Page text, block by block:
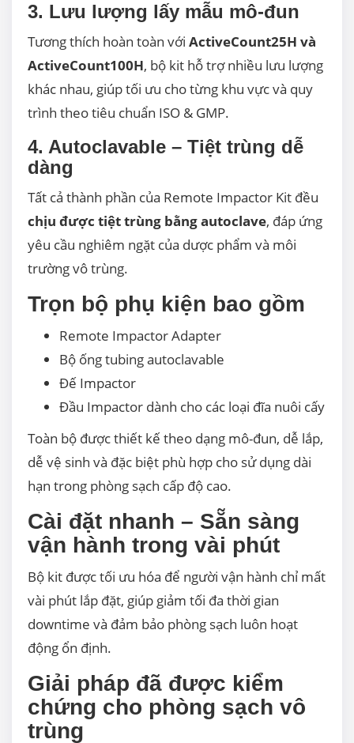
3. Lưu lượng lấy mẫu mô-đun
Tương thích hoàn toàn với ActiveCount25H và
ActiveCount100H, bộ kit hỗ trợ nhiều lưu lượng
khác nhau, giúp tối ưu cho từng khu vực và quy
trình theo tiêu chuẩn ISO & GMP.
4. Autoclavable – Tiệt trùng dễ
dàng
Tất cả thành phần của Remote Impactor Kit đều
chịu được tiệt trùng bằng autoclave, đáp ứng
yêu cầu nghiêm ngặt của dược phẩm và môi
trường vô trùng.
Trọn bộ phụ kiện bao gồm
Remote Impactor Adapter
Bộ ống tubing autoclavable
Đế Impactor
Đầu Impactor dành cho các loại đĩa nuôi cấy
Toàn bộ được thiết kế theo dạng mô-đun, dễ lắp,
dễ vệ sinh và đặc biệt phù hợp cho sử dụng dài
hạn trong phòng sạch cấp độ cao.
Cài đặt nhanh – Sẵn sàng
vận hành trong vài phút
Bộ kit được tối ưu hóa để người vận hành chỉ mất
vài phút lắp đặt, giúp giảm tối đa thời gian
downtime và đảm bảo phòng sạch luôn hoạt
động ổn định.
Giải pháp đã được kiểm
chứng cho phòng sạch vô
trùng